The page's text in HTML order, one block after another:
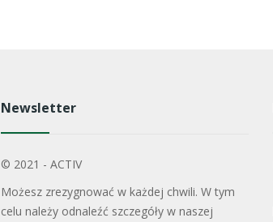
Newsletter
© 2021 - ACTIV
Możesz zrezygnować w każdej chwili. W tym
celu należy odnaleźć szczegóły w naszej